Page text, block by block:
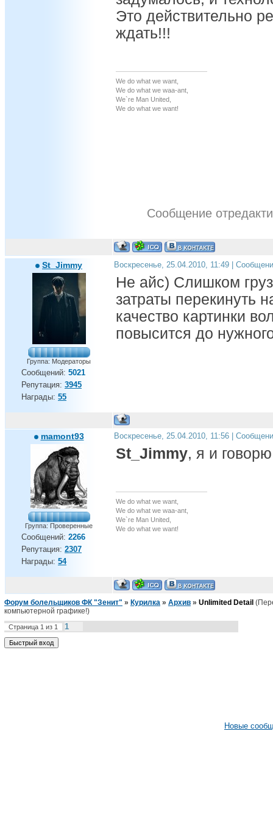
Это действительно
ждать!!!
We do what we want,
We do what we waa-ant,
We`re Man United,
We do what we want!
Сообщение
St_Jimmy
Группа: Модераторы
Сообщений: 5021
Репутация: 3945
Награды: 55
Воскресенье, 25.04.2010, 11:49 |
Не айс) Слишком
затраты перекинуть
качество картинки
повысится до
mamont93
Группа: Проверенные
Сообщений: 2266
Репутация: 2307
Награды: 54
Воскресенье, 25.04.2010, 11:56 |
St_Jimmy, я и
We do what we want,
We do what we waa-ant,
We`re Man United,
We do what we want!
Форум болельщиков ФК "Зенит" » Курилка » Архив » Unlimited Detail
компьютерной графике!)
Страница 1 из 1 1
Новые